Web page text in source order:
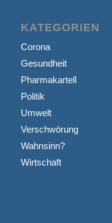
KATEGORIEN
Corona
Gesundheit
Pharmakartell
Politik
Umwelt
Verschwörung
Wahnsinn?
Wirtschaft